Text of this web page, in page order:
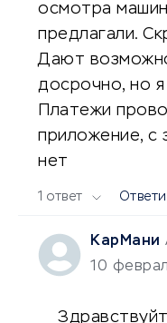
осмотра
предлагали.
Дают
досрочно, но
Платежи
приложение, с
нет
1 ответ
КарМани
10